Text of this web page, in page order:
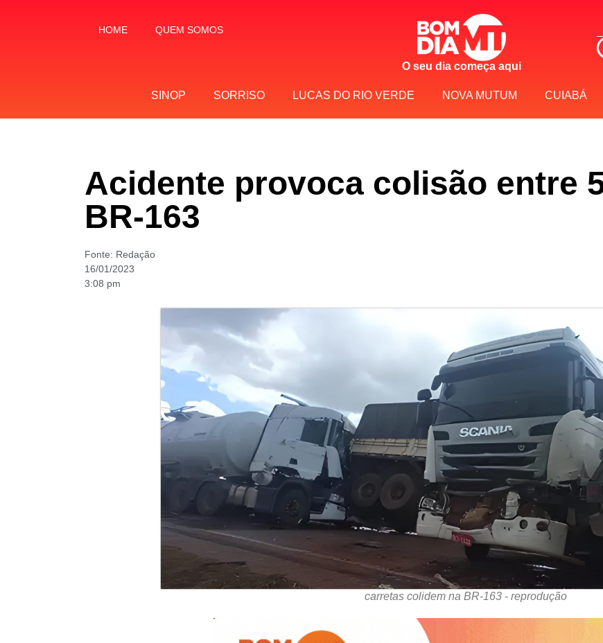
HOME QUEM SOMOS
O seu dia começa aqui
SINOP SORRISO LUCAS DO RIO VERDE NOVA MUTUM CUIABÁ
Acidente provoca colisão entre
BR-163
Fonte: Redação
16/01/2023
3:08 pm
carretas colidem na BR-163 - reprodução